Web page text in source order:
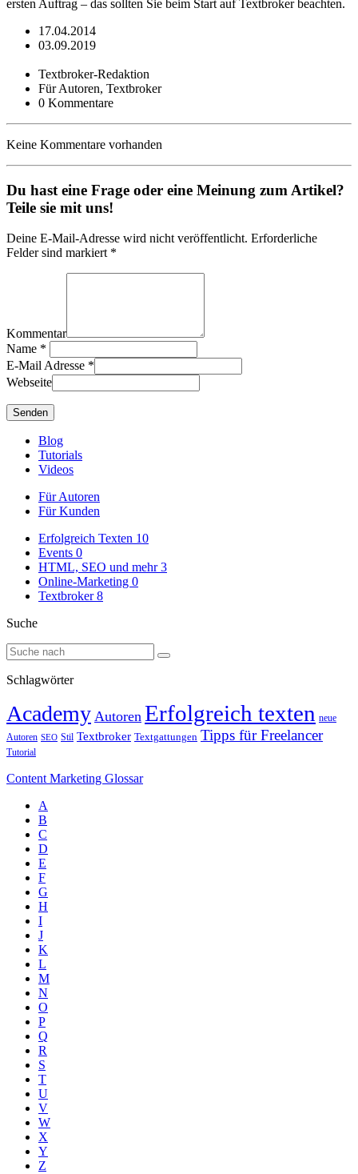
ersten Auftrag – das sollten Sie beim Start auf Textbroker beachten.
17.04.2014
03.09.2019
Textbroker-Redaktion
Für Autoren, Textbroker
0 Kommentare
Keine Kommentare vorhanden
Du hast eine Frage oder eine Meinung zum Artikel?
Teile sie mit uns!
Deine E-Mail-Adresse wird nicht veröffentlicht. Erforderliche
Felder sind markiert *
Kommentar
Name *
E-Mail Adresse *
Webseite
Blog
Tutorials
Videos
Für Autoren
Für Kunden
Erfolgreich Texten 10
Events 0
HTML, SEO und mehr3
Online-Marketing 0
Textbroker8
Suche
Schlagwörter
Academy Autoren Erfolgreich texten neue
Autoren SEO Stil Textbroker Textgattungen Tipps für Freelancer
Tutorial
Content Marketing Glossar
A
B
C
D
E
F
G
H
I
J
K
L
M
N
O
P
Q
R
S
T
U
V
W
X
Y
Z